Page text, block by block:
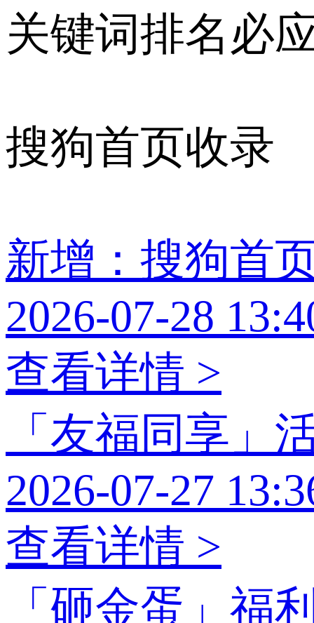
关键词排名必
搜狗首页收录
新增：搜狗首
2026-07-28
查看详情 >
「友福同享」
2026-07-27
查看详情 >
「砸金蛋」福